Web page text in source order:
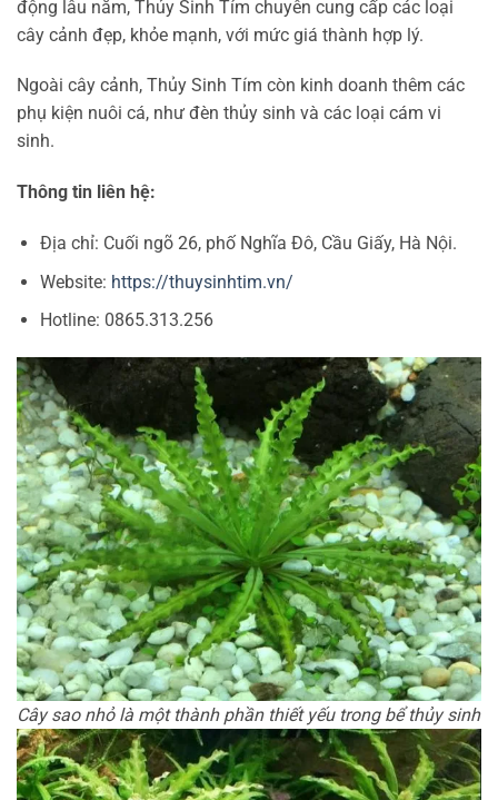
động lâu năm, Thủy Sinh Tím chuyên cung cấp các loại
cây cảnh đẹp, khỏe mạnh, với mức giá thành hợp lý.
Ngoài cây cảnh, Thủy Sinh Tím còn kinh doanh thêm các
phụ kiện nuôi cá, như đèn thủy sinh và các loại cám vi
sinh.
Thông tin liên hệ:
Địa chỉ: Cuối ngõ 26, phố Nghĩa Đô, Cầu Giấy, Hà Nội.
Website: https://thuysinhtim.vn/
Hotline: 0865.313.256
Cây sao nhỏ là một thành phần thiết yếu trong bể thủy sinh